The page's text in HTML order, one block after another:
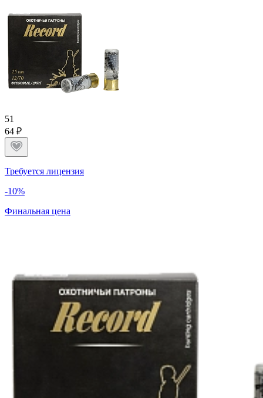
51
64 ₽
Требуется лицензия
-10%
Финальная цена